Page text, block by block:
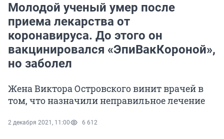
Молодой ученый умер после
приема лекарства от
коронавируса. До этого он
вакцинировался «ЭпиВакКороной»,
но заболел
Жена Виктора Островского винит врачей в
том, что назначили неправильное лечение
2 декабря 2021, 11:00 6 612